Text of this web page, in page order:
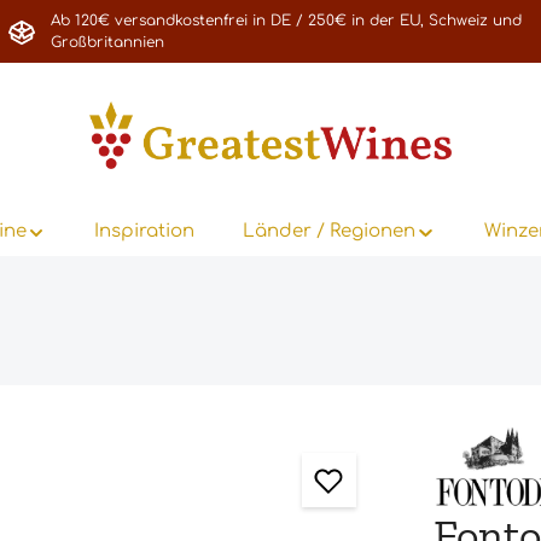
Ab 120€ versandkostenfrei in DE / 250€ in der EU, Schweiz und
Großbritannien
Inspiration Länder / Regionen